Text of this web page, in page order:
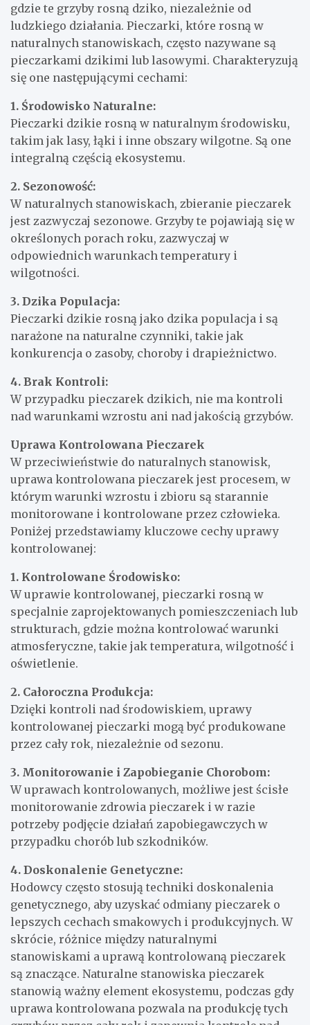
gdzie te grzyby rosną dziko, niezależnie od
ludzkiego działania. Pieczarki, które rosną w
naturalnych stanowiskach, często nazywane są
pieczarkami dzikimi lub lasowymi. Charakteryzują
się one następującymi cechami:
1. Środowisko Naturalne:
Pieczarki dzikie rosną w naturalnym środowisku,
takim jak lasy, łąki i inne obszary wilgotne. Są one
integralną częścią ekosystemu.
2. Sezonowość:
W naturalnych stanowiskach, zbieranie pieczarek
jest zazwyczaj sezonowe. Grzyby te pojawiają się w
określonych porach roku, zazwyczaj w
odpowiednich warunkach temperatury i
wilgotności.
3. Dzika Populacja:
Pieczarki dzikie rosną jako dzika populacja i są
narażone na naturalne czynniki, takie jak
konkurencja o zasoby, choroby i drapieżnictwo.
4. Brak Kontroli:
W przypadku pieczarek dzikich, nie ma kontroli
nad warunkami wzrostu ani nad jakością grzybów.
Uprawa Kontrolowana Pieczarek
W przeciwieństwie do naturalnych stanowisk,
uprawa kontrolowana pieczarek jest procesem, w
którym warunki wzrostu i zbioru są starannie
monitorowane i kontrolowane przez człowieka.
Poniżej przedstawiamy kluczowe cechy uprawy
kontrolowanej:
1. Kontrolowane Środowisko:
W uprawie kontrolowanej, pieczarki rosną w
specjalnie zaprojektowanych pomieszczeniach lub
strukturach, gdzie można kontrolować warunki
atmosferyczne, takie jak temperatura, wilgotność i
oświetlenie.
2. Całoroczna Produkcja:
Dzięki kontroli nad środowiskiem, uprawy
kontrolowanej pieczarki mogą być produkowane
przez cały rok, niezależnie od sezonu.
3. Monitorowanie i Zapobieganie Chorobom:
W uprawach kontrolowanych, możliwe jest ścisłe
monitorowanie zdrowia pieczarek i w razie
potrzeby podjęcie działań zapobiegawczych w
przypadku chorób lub szkodników.
4. Doskonalenie Genetyczne:
Hodowcy często stosują techniki doskonalenia
genetycznego, aby uzyskać odmiany pieczarek o
lepszych cechach smakowych i produkcyjnych. W
skrócie, różnice między naturalnymi
stanowiskami a uprawą kontrolowaną pieczarek
są znaczące. Naturalne stanowiska pieczarek
stanowią ważny element ekosystemu, podczas gdy
uprawa kontrolowana pozwala na produkcję tych